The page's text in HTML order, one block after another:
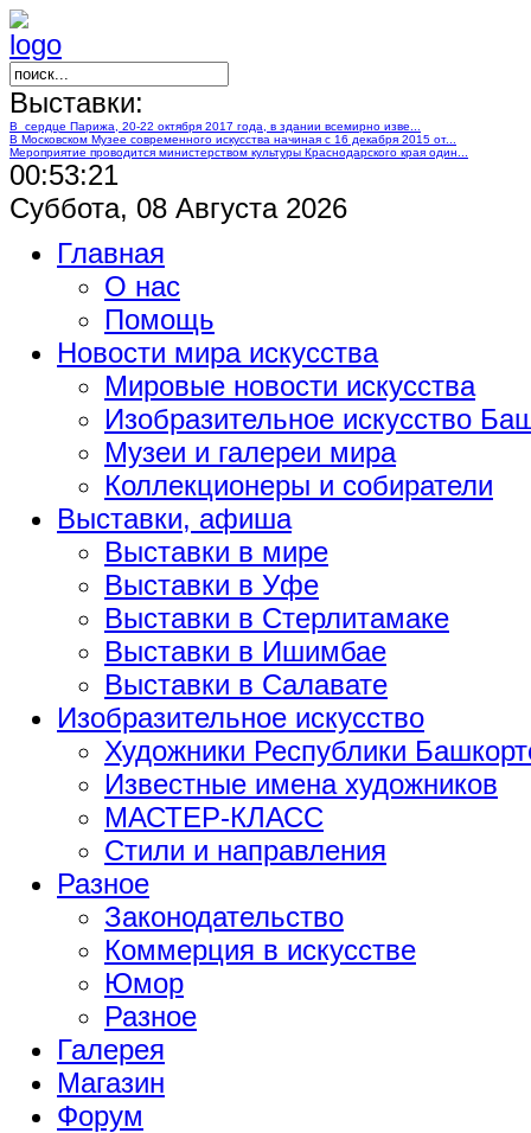
Выставки:
В сердце Парижа, 20-22 октября 2017 года, в здании всемирно изве...
В Московском Музее современного искусства начиная с 16 декабря 2015 от...
Мероприятие проводится министерством культуры Краснодарского края один...
00:53:21
Суббота, 08 Августа 2026
Главная
О нас
Помощь
Новости мира искусства
Мировые новости искусства
Изобразительное искусство
Музеи и галереи мира
Коллекционеры и собиратели
Выставки, афиша
Выставки в мире
Выставки в Уфе
Выставки в Стерлитамаке
Выставки в Ишимбае
Выставки в Салавате
Изобразительное искусство
Художники Республики
Известные имена художников
МАСТЕР-КЛАСС
Стили и направления
Разное
Законодательство
Коммерция в искусстве
Юмор
Разное
Галерея
Магазин
Форум